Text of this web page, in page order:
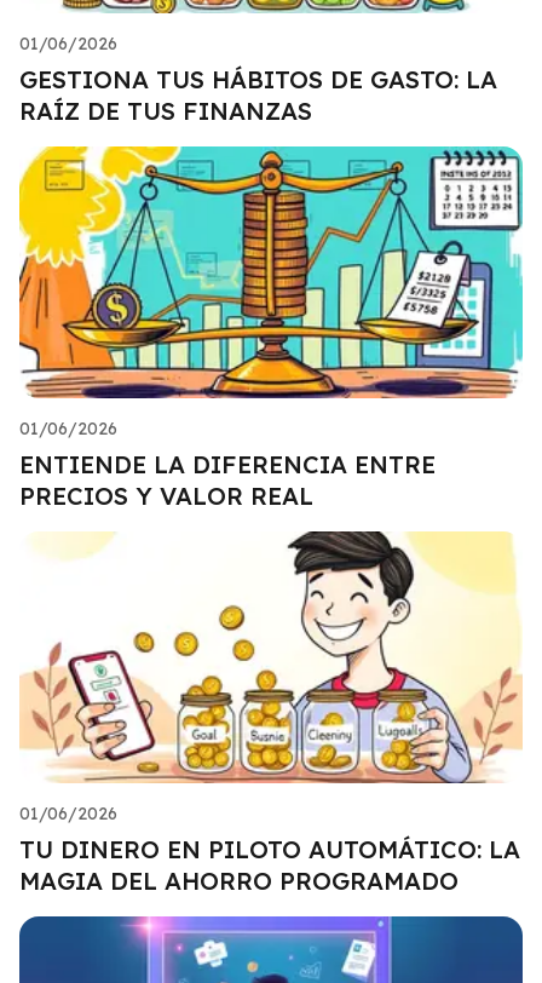
01/06/2026
GESTIONA TUS HÁBITOS DE GASTO: LA
RAÍZ DE TUS FINANZAS
01/06/2026
ENTIENDE LA DIFERENCIA ENTRE
PRECIOS Y VALOR REAL
01/06/2026
TU DINERO EN PILOTO AUTOMÁTICO: LA
MAGIA DEL AHORRO PROGRAMADO